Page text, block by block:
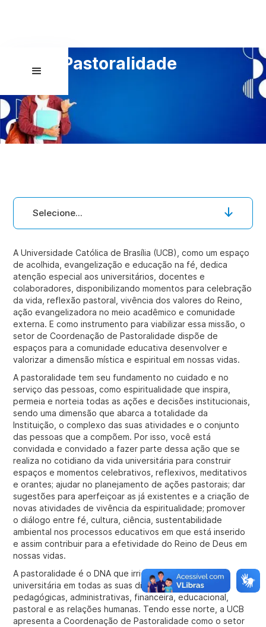
Pastoralidade
Selecione...
A Universidade Católica de Brasília (UCB), como um espaço
de acolhida, evangelização e educação na fé, dedica
atenção especial aos universitários, docentes e
colaboradores, disponibilizando momentos para celebração
da vida, reflexão pastoral, vivência dos valores do Reino,
ação evangelizadora no meio acadêmico e comunidade
externa. E como instrumento para viabilizar essa missão, o
setor de Coordenação de Pastoralidade dispõe de
espaços para a comunidade educativa desenvolver e
valorizar a dimensão mística e espiritual em nossas vidas.
A pastoralidade tem seu fundamento no cuidado e no
serviço das pessoas, como espiritualidade que inspira,
permeia e norteia todas as ações e decisões institucionais,
sendo uma dimensão que abarca a totalidade da
Instituição, o complexo das suas atividades e o conjunto
das pessoas que a compõem. Por isso, você está
convidada e convidado a fazer parte dessa ação que se
realiza no cotidiano da vida universitária para construir
espaços e momentos celebrativos, reflexivos, meditativos
e orantes; ajudar no planejamento de ações pastorais; dar
sugestões para aperfeiçoar as já existentes e a criação de
novas atividades de vivência da espiritualidade; promover
o diálogo entre fé, cultura, ciência, sustentabilidade
ambiental nos processos educativos em que está inserido
e assim contribuir para a efetividade do Reino de Deus em
nossas vidas.
A pastoralidade é o DNA que irrigará toda a vida
universitária em todas as suas dimensões, sejam elas
pedagógicas, administrativas, financeira, educacional,
pastoral e as relações humanas. Tendo esse norte, a UCB
apresenta a Coordenação de Pastoralidade como o setor